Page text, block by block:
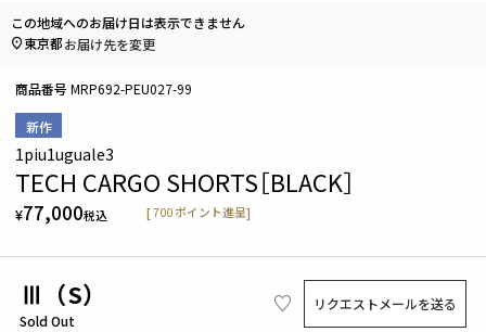
新作
1piu1uguale3
TECH CARGO SHORTS［BLACK］
¥77,000税込 [700 ポイント進呈]
商品番号 MRP692-PEU027-99
Ⅲ（S）
Sold Out
リクエストメールを送る
この地域へのお届け日は表示できません
東京都お届け先を変更